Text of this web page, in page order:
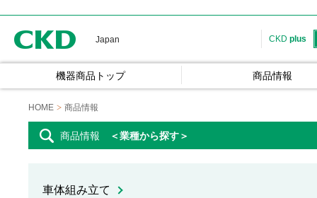
Japan CKD plus
機器商品トップ 商品情報
HOME 商品情報
商品情報 ＜業種から探す＞
車体組み立て